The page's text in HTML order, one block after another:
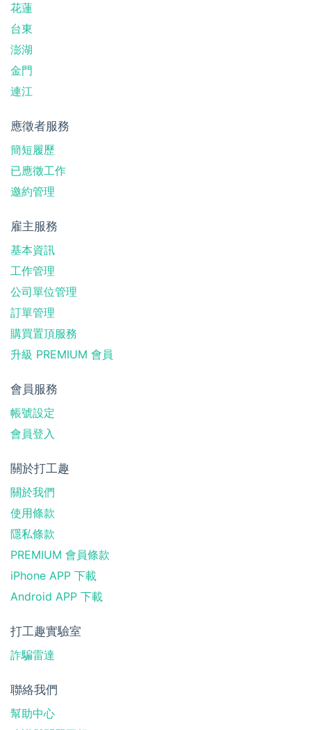
花蓮
台東
澎湖
金門
連江
應徵者服務
簡短履歷
已應徵工作
邀約管理
雇主服務
基本資訊
工作管理
公司單位管理
訂單管理
購買置頂服務
升級 PREMIUM 會員
會員服務
帳號設定
會員登入
關於打工趣
關於我們
使用條款
隱私條款
PREMIUM 會員條款
iPhone APP 下載
Android APP 下載
打工趣實驗室
詐騙雷達
聯絡我們
幫助中心